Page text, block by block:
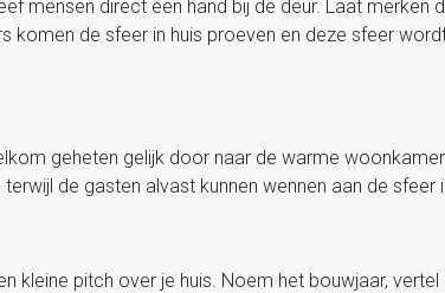
mensen direct een hand bij de deur. Laat merken
komen de sfeer in huis proeven en deze sfeer
geheten gelijk door naar de warme
de gasten alvast kunnen wennen aan de sfeer
kleine pitch over je huis. Noem het bouwjaar,